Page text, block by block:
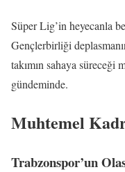
Süper Lig’in heyecanla
Gençlerbirliği
takımın sahaya süreceği
gündeminde.
Muhtemel
Trabzonspor’un